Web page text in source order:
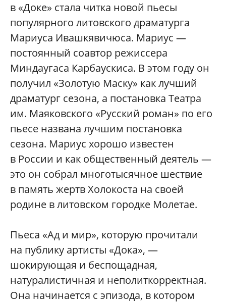
в «Доке» стала читка новой пьесы
популярного литовского драматурга
Мариуса Ивашкявичюса. Мариус —
постоянный соавтор режиссера
Миндаугаса Карбаускиса. В этом году он
получил «Золотую Маску» как лучший
драматург сезона, а постановка Театра
им. Маяковского «Русский роман» по его
пьесе названа лучшим постановка
сезона. Мариус хорошо известен
в России и как общественный деятель —
это он собрал многотысячное шествие
в память жертв Холокоста на своей
родине в литовском городке Молетае.
Пьеса «Ад и мир», которую прочитали
на публику артисты «Дока», —
шокирующая и беспощадная,
натуралистичная и неполиткорректная.
Она начинается с эпизода, в котором